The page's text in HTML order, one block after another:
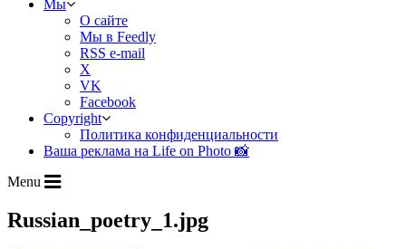
Мы
О сайте
Мы в Feedly
RSS e-mail
X
VK
Facebook
Copyright
Политика конфиденциальности
Ваша реклама на Life on Photo 📸
Menu
Russian_poetry_1.jpg